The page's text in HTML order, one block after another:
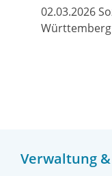
Verwaltung
02.03.2026
Württemberg